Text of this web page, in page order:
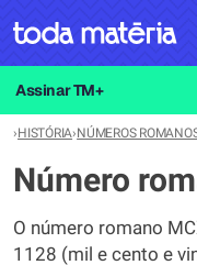
Assinar TM+
›HISTÓRIA›NÚMEROS
Número
O número romano
1128 (mil e cento e